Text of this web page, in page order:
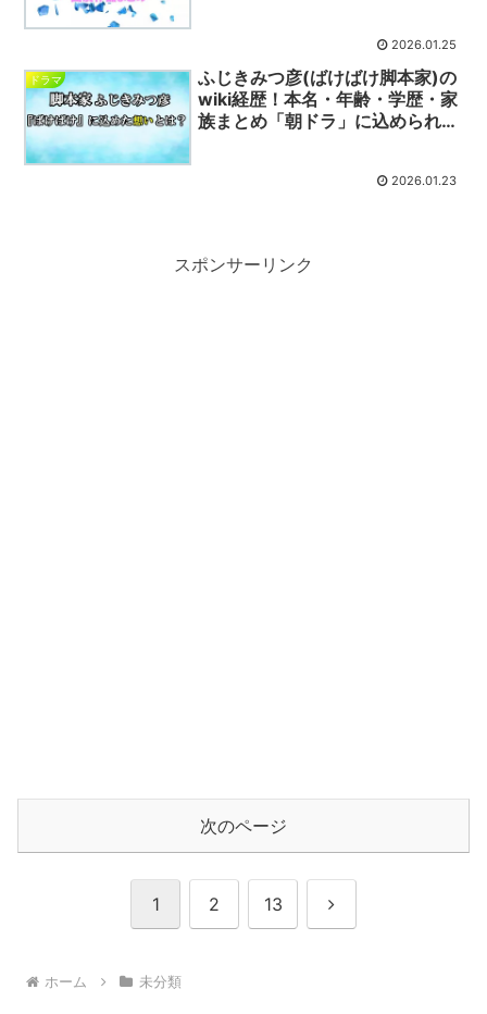
2026.01.25
ドラマ
ふじきみつ彦(ばけばけ脚本家)の
wiki経歴！本名・年齢・学歴・家
族まとめ「朝ドラ」に込められた
2026.01.23
スポンサーリンク
次のページ
1 2 13 次
ホーム 未分類